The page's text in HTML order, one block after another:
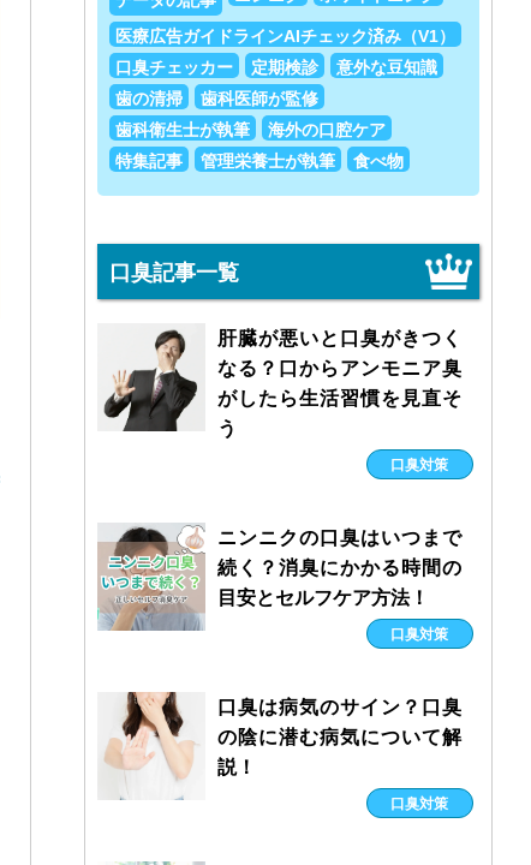
医療広告ガイドラインAIチェック済み（V1）
口臭チェッカー
定期検診
意外な豆知識
歯の清掃
歯科医師が監修
歯科衛生士が執筆
海外の口腔ケア
特集記事
管理栄養士が執筆 食べ物
口臭記事一覧
肝臓が悪いと口臭がきつく
なる？口からアンモニア臭
がしたら生活習慣を見直そ
う
口臭対策
ニンニクの口臭はいつまで
続く？消臭にかかる時間の
目安とセルフケア方法！
口臭対策
口臭は病気のサイン？口臭
の陰に潜む病気について解
説！
口臭対策